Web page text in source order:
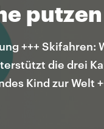
putzen
+++
die drei
Kind zur Welt